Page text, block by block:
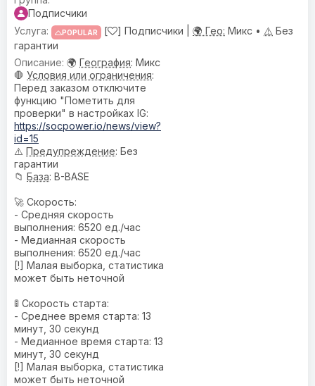
Подписчики
POPULAR [ ] Подписчики | 🌍 Гео: Микс • ⚠️ Без
гарантии
🌍 География: Микс
🛑 Условия или ограничения:
Перед заказом отключите
функцию "Пометить для
проверки" в настройках IG:
https://socpower.io/news/view?
id=15
⚠️ Предупреждениe: Без
гарантии
📁 База: B-BASE
🚀 Скорость:
- Средняя скорость
выполнения: 6520 ед./час
- Медианная скорость
выполнения: 6520 ед./час
[!] Малая выборка, статистика
может быть неточной
🚦 Скорость старта:
- Среднее время старта: 13
минут, 30 секунд
- Медианное время старта: 13
минут, 30 секунд
[!] Малая выборка, статистика
может быть неточной